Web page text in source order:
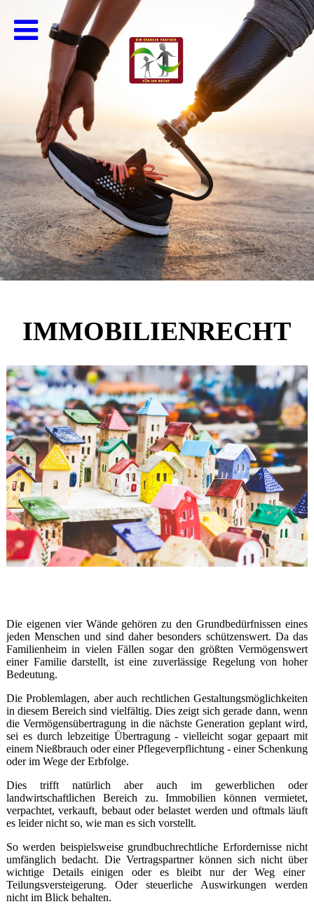
IMMOBILIENRECHT
Die eigenen vier Wände gehören zu den Grund­bedürfnissen eines
jeden Menschen und sind daher besonders schützenswert. Da das
Familienheim in vielen Fällen sogar den größten Vermögenswert
einer Familie darstellt, ist eine zuverlässige Regelung von hoher
Bedeutung.
Die Problemlagen, aber auch rechtlichen Gestaltungsmöglichkeiten
in diesem Bereich sind vielfältig. Dies zeigt sich gerade dann, wenn
die Vermögensübertragung in die nächste Generation geplant wird,
sei es durch lebzeitige Übertragung - vielleicht sogar gepaart mit
einem Nießbrauch oder einer Pflegeverpflichtung - einer Schenkung
oder im Wege der Erbfolge.
Dies trifft natürlich aber auch im gewerb­lichen oder
landwirtschaftlichen Bereich zu­. Immobilien können vermietet,
verpachtet, verkauft, bebaut oder belastet werden und oftmals läuft
es lei­der nicht so, wie man es sich vor­stellt.
So werden beispielsweise grundbuchrechtliche Erfordernisse nicht
umfänglich bedacht. Die Vertragspartner können sich nicht über
wichtige Details einigen oder es bleibt nur der Weg einer
Teilungsversteigerung. Oder steuerliche Auswirkungen werden
nicht im Blick behalten.